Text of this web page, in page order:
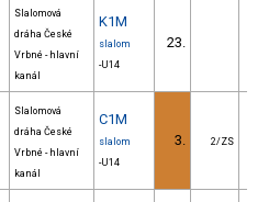
Slalomová
dráha České
Vrbné - hlavní
kanál
K1M
slalom
-U14
23.
Slalomová
dráha České
Vrbné - hlavní
kanál
C1M
slalom
-U14
3. 2/ZS